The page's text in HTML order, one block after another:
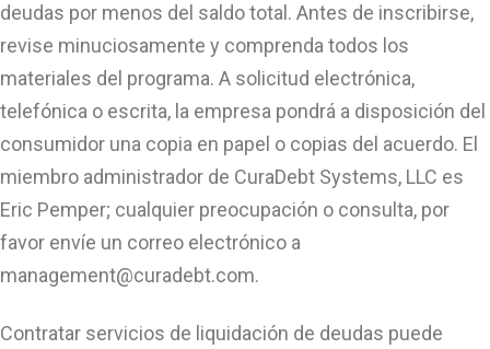
deudas por menos del saldo total. Antes de inscribirse,
revise minuciosamente y comprenda todos los
materiales del programa. A solicitud electrónica,
telefónica o escrita, la empresa pondrá a disposición del
consumidor una copia en papel o copias del acuerdo. El
miembro administrador de CuraDebt Systems, LLC es
Eric Pemper; cualquier preocupación o consulta, por
favor envíe un correo electrónico a
management@curadebt.com.
Contratar servicios de liquidación de deudas puede